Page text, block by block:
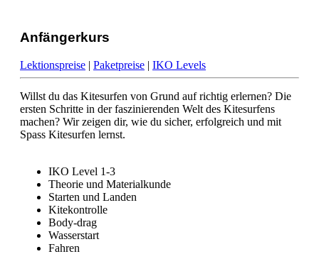
Anfängerkurs
Lektionspreise | Paketpreise | IKO Levels
Willst du das Kitesurfen von Grund auf richtig erlernen? Die
ersten Schritte in der faszinierenden Welt des Kitesurfens
machen? Wir zeigen dir, wie du sicher, erfolgreich und mit
Spass Kitesurfen lernst.
IKO Level 1-3
Theorie und Materialkunde
Starten und Landen
Kitekontrolle
Body-drag
Wasserstart
Fahren